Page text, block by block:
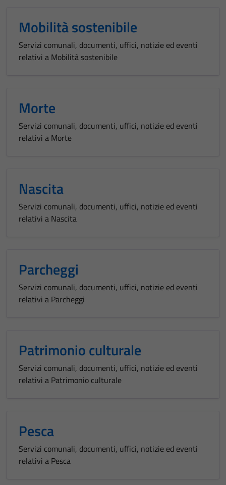
Mobilità sostenibile
Servizi comunali, documenti, uffici, notizie ed eventi
relativi a Mobilità sostenibile
Morte
Servizi comunali, documenti, uffici, notizie ed eventi
relativi a Morte
Nascita
Servizi comunali, documenti, uffici, notizie ed eventi
relativi a Nascita
Parcheggi
Servizi comunali, documenti, uffici, notizie ed eventi
relativi a Parcheggi
Patrimonio culturale
Servizi comunali, documenti, uffici, notizie ed eventi
relativi a Patrimonio culturale
Pesca
Servizi comunali, documenti, uffici, notizie ed eventi
relativi a Pesca